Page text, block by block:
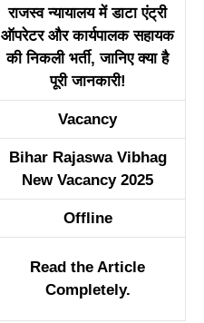
राजस्व न्यायालय में डाटा एंट्री
ऑपरेटर और कार्यपालक सहायक
की निकली भर्ती, जानिए क्या है
पूरी जानकारी!
Vacancy
Bihar Rajaswa Vibhag
New Vacancy 2025
Offline
Read the Article
Completely.